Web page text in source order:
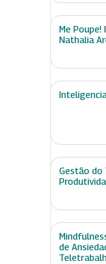
Me Poupe!
Nathalia
Gestão do
de